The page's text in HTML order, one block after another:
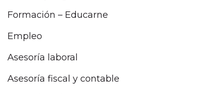
Formación – Educarne
Empleo
Asesoría laboral
Asesoría fiscal y contable